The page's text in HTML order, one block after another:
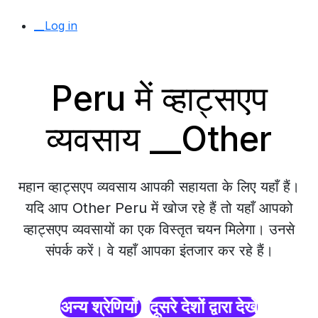
__Log in
Peru में व्हाट्सएप
व्यवसाय __Other
महान व्हाट्सएप व्यवसाय आपकी सहायता के लिए यहाँ हैं।
यदि आप Other Peru में खोज रहे हैं तो यहाँ आपको
व्हाट्सएप व्यवसायों का एक विस्तृत चयन मिलेगा। उनसे
संपर्क करें। वे यहाँ आपका इंतजार कर रहे हैं।
अन्य श्रेणियाँ दूसरे देशों द्वारा देखें